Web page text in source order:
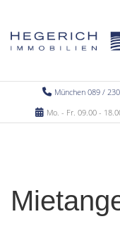
München 089 /
Mo. - Fr. 09.00 -